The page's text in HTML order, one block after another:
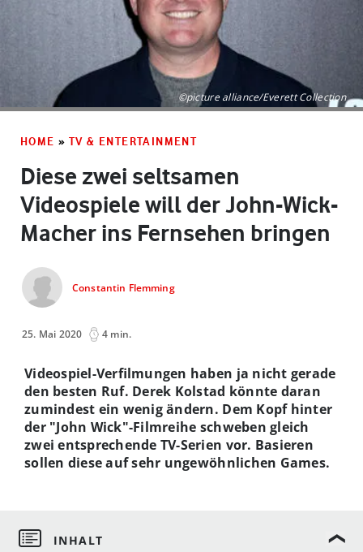
©picture alliance/Everett Collection
HOME » TV & ENTERTAINMENT
Diese zwei seltsamen
Videospiele will der John-Wick-
Macher ins Fernsehen bringen
Constantin Flemming
25. Mai 2020 4 min.
Videospiel-Verfilmungen haben ja nicht gerade
den besten Ruf. Derek Kolstad könnte daran
zumindest ein wenig ändern. Dem Kopf hinter
der "John Wick"-Filmreihe schweben gleich
zwei entsprechende TV-Serien vor. Basieren
sollen diese auf sehr ungewöhnlichen Games.